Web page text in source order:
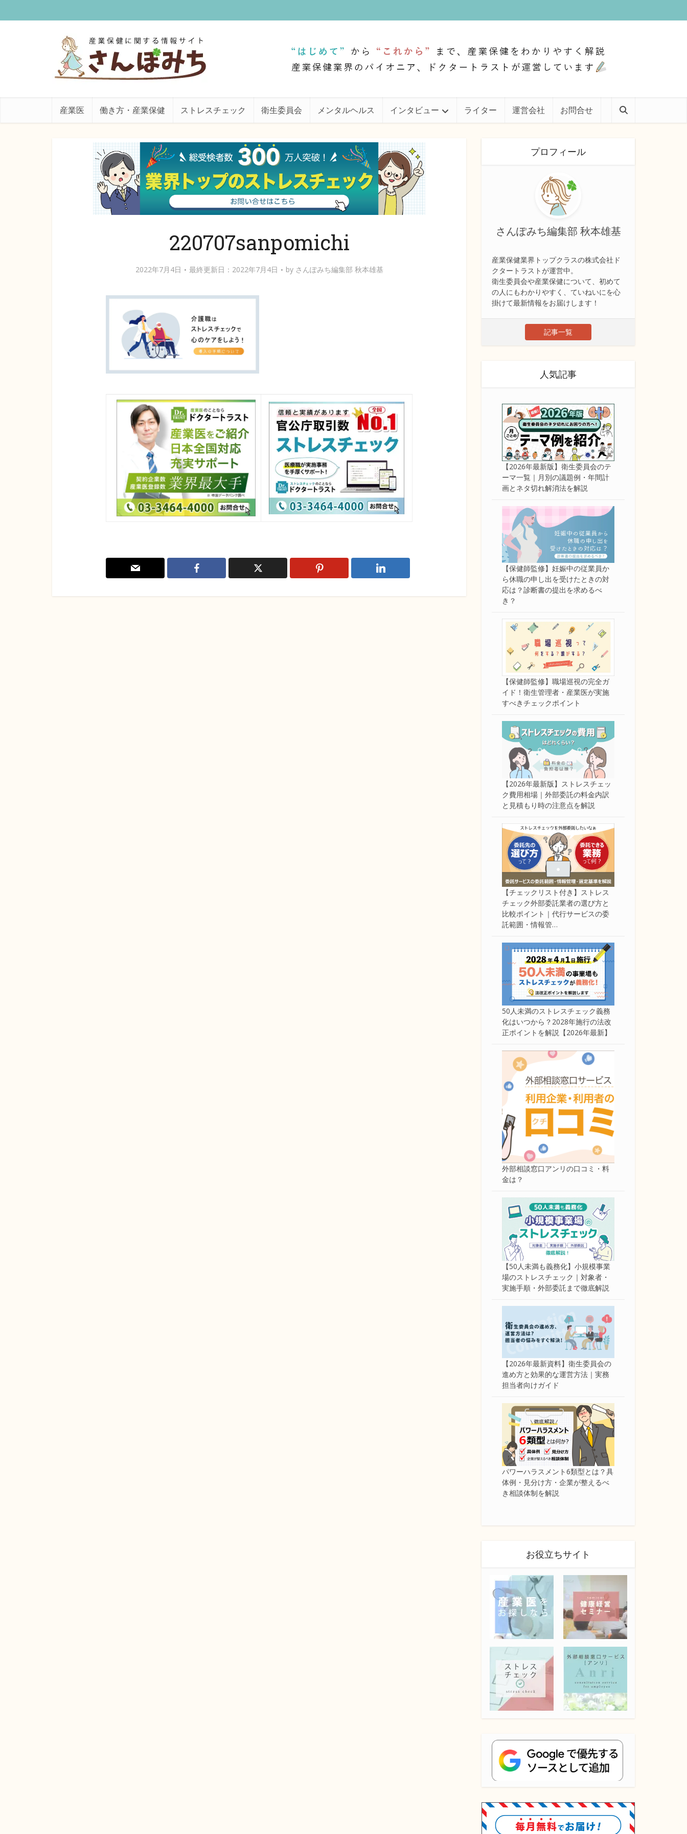
産業医 働き方・産業保健 ストレスチェック 衛生委員会 メンタルヘルス インタビュー ライター 運営会社 お問合せ
220707sanpomichi
2022年7月4日 最終更新日：2022年7月4日 by さんぽみち編集部 秋本雄基
プロフィール
さんぽみち編集部 秋本雄基
産業保健業界トップクラスの株式会社ド
クタートラストが運営中。
衛生委員会や産業保健について、初めて
の人にもわかりやすく、ていねいにを心
掛けて最新情報をお届けします！
記事一覧
人気記事
【2026年最新版】衛生委員会のテ
ーマ一覧｜月別の議題例・年間計
画とネタ切れ解消法を解説
【保健師監修】妊娠中の従業員か
ら休職の申し出を受けたときの対
応は？診断書の提出を求めるべ
き？
【保健師監修】職場巡視の完全ガ
イド！衛生管理者・産業医が実施
すべきチェックポイント
【2026年最新版】ストレスチェッ
ク費用相場｜外部委託の料金内訳
と見積もり時の注意点を解説
【チェックリスト付き】ストレス
チェック外部委託業者の選び方と
比較ポイント｜代行サービスの委
託範囲・情報管…
50人未満のストレスチェック義務
化はいつから？2028年施行の法改
正ポイントを解説【2026年最新】
外部相談窓口アンリの口コミ・料
金は？
【50人未満も義務化】小規模事業
場のストレスチェック｜対象者・
実施手順・外部委託まで徹底解説
【2026年最新資料】衛生委員会の
進め方と効果的な運営方法｜実務
担当者向けガイド
パワーハラスメント6類型とは？具
体例・見分け方・企業が整えるべ
き相談体制を解説
お役立ちサイト